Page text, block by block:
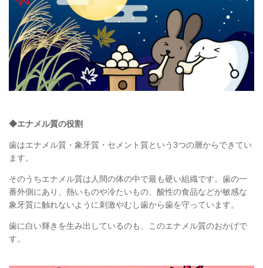
◆エナメル質の役割
歯はエナメル質・象牙質・セメント質という3つの層からできてい
ます。
そのうちエナメル質は 人間の体の中で最も硬い組織です。歯の一
番外側にあり、熱いものや冷たいもの、酸性の食品などが敏感な
象牙質に触れないように刺激やむし歯から歯を守っています。
歯に白い輝きを生み出しているのも、
このエナメル質のおかげで
す。